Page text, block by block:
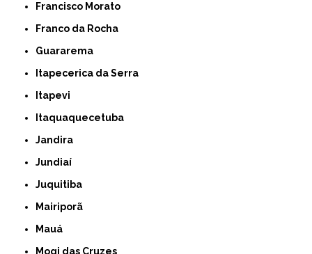
Francisco Morato
Franco da Rocha
Guararema
Itapecerica da Serra
Itapevi
Itaquaquecetuba
Jandira
Jundiaí
Juquitiba
Mairiporã
Mauá
Mogi das Cruzes